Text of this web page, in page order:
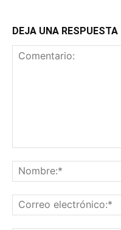
DEJA UNA RESPUESTA